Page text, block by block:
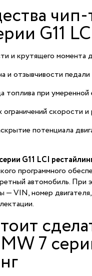
G11
и крутящего момента
и отзывчивости педали
топлива при умеренной
ограничений скорости
потенциала
G11 LCI
программного
автомобиль. При
— VIN, номер
7